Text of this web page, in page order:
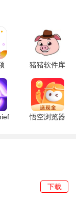
篆刻文字，方便
、部首查询等多
包括仿古、楷
单，快速上手，
猪猪软件库
3.4版本 3.4
官方版
悟空浏览器
下载